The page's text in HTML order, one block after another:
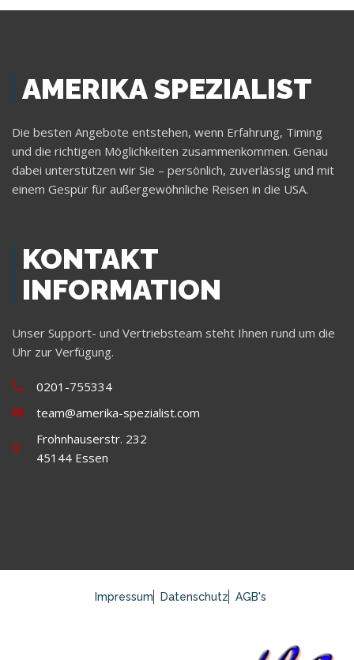
AMERIKA SPEZIALIST
Die besten Angebote entstehen, wenn Erfahrung, Timing
und die richtigen Möglichkeiten zusammenkommen. Genau
dabei unterstützen wir Sie – persönlich, zuverlässig und mit
einem Gespür für außergewöhnliche Reisen in die USA.
KONTAKT
INFORMATION
Unser Support- und Vertriebsteam steht Ihnen rund um die
Uhr zur Verfügung.
0201-755334
team@amerika-spezialist.com
Frohnhauserstr. 232
45144 Essen
Impressum Datenschutz AGB's